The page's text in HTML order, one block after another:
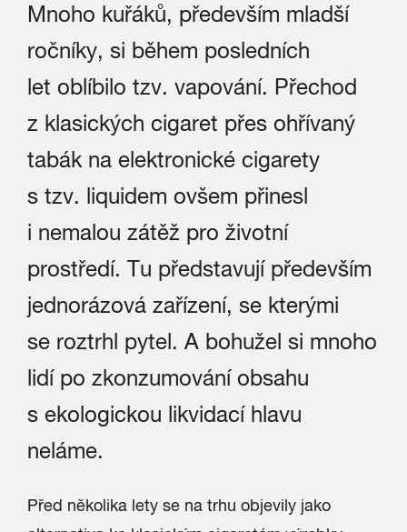
Mnoho kuřáků, především mladší
ročníky, si během posledních
let oblíbilo tzv. vapování. Přechod
z klasických cigaret přes ohřívaný
tabák na elektronické cigarety
s tzv. liquidem ovšem přinesl
i nemalou zátěž pro životní
prostředí. Tu představují především
jednorázová zařízení, se kterými
se roztrhl pytel. A bohužel si mnoho
lidí po zkonzumování obsahu
s ekologickou likvidací hlavu
neláme.
Před několika lety se na trhu objevily jako